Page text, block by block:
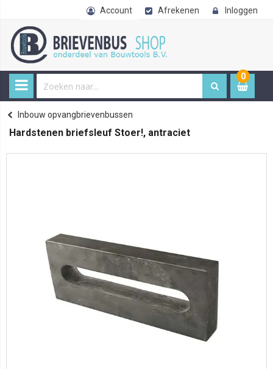
Account Afrekenen Inloggen
0
item
Home
Inbouw opvangbrievenbussen
Hardstenen briefsleuf Stoer!, antraciet